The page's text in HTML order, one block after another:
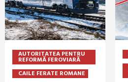
AUTORITATEA PENTRU
REFORMĂ FEROVIARĂ
CAILE FERATE ROMANE